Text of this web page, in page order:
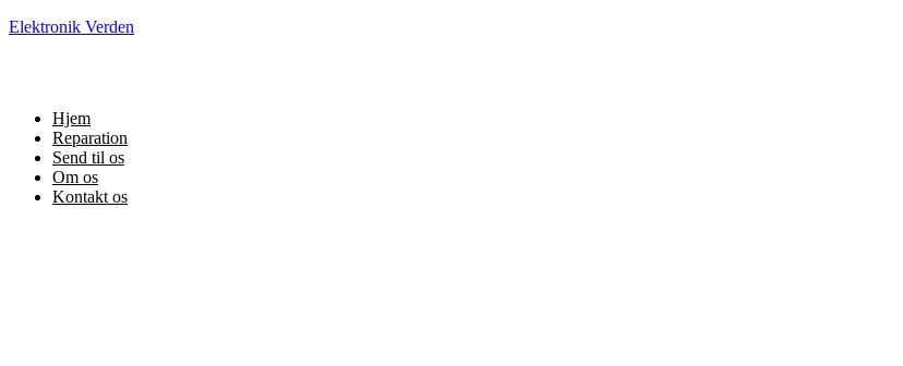
Elektronik Verden
Hjem
Reparation
Send til os
Om os
Kontakt os